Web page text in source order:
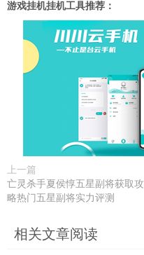
游戏挂机挂机工具推荐：
上一篇
亡灵杀手夏侯惇五星副将获取攻
略热门五星副将实力评测
相关文章阅读